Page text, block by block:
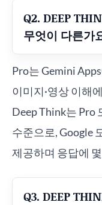
Q2. DEEP
무엇이 다른가
Pro는 Gemini
이미지·영상 이해
Deep Think는 Pro
수준으로, Google
제공하며 응답에
Q3. DEEP